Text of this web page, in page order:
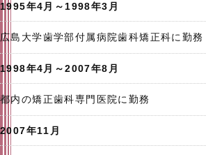
1995年4月～1998年3月
広島大学歯学部付属病院歯科矯正科に勤務
1998年4月～2007年8月
都内の矯正歯科専門医院に勤務
2007年11月